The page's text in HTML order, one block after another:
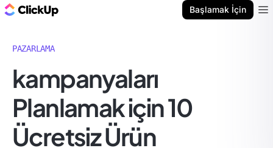
Başlamak İçin
PAZARLAMA
kampanyaları
Planlamak için 10
Ücretsiz Ürün